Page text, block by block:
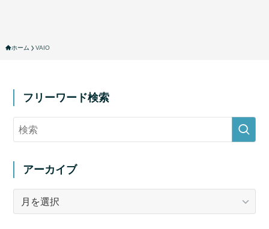
ホーム VAIO
フリーワード検索
アーカイブ